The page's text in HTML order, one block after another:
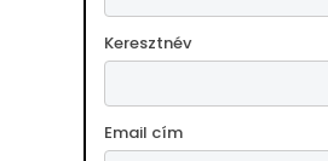
Keresztnév
Email cím